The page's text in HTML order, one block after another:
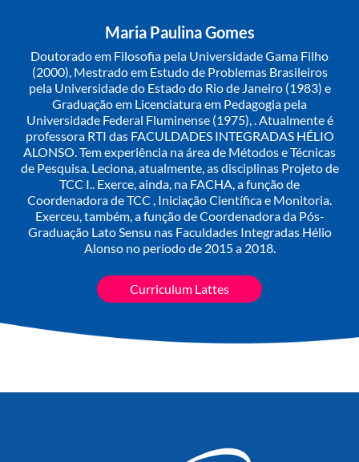
Maria Paulina Gomes
Doutorado em Filosofia pela Universidade Gama Filho
(2000), Mestrado em Estudo de Problemas Brasileiros
pela Universidade do Estado do Rio de Janeiro (1983) e
Graduação em Licenciatura em Pedagogia pela
Universidade Federal Fluminense (1975), . Atualmente é
professora RTI das FACULDADES INTEGRADAS HÉLIO
ALONSO. Tem experiência na área de Métodos e Técnicas
de Pesquisa. Leciona, atualmente, as disciplinas Projeto de
TCC I.. Exerce, ainda, na FACHA, a função de
Coordenadora de TCC , Iniciação Científica e Monitoria.
Exerceu, também, a função de Coordenadora da Pós-
Graduação Lato Sensu nas Faculdades Integradas Hélio
Alonso no período de 2015 a 2018.
Curriculum Lattes